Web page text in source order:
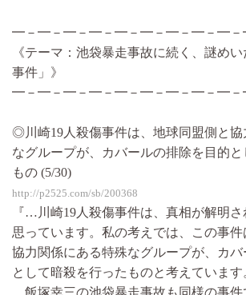
━－━－━－━－━－━－━－━－━－
《テーマ：池袋暴走事故に続く、謎め
事件」》
━－━－━－━－━－━－━－━－━－
◎川崎19人殺傷事件は、地球同盟側と協
なグループが、カバールの排除を目的
もの (5/30)
http://p2525.com/sb/200368
『…川崎19人殺傷事件は、真相が解明
思っています。私の考えでは、この事件
協力関係にある特殊なグループが、カ
として暗殺を行ったものと考えています
飯塚幸三の池袋暴走事故も同様の事件